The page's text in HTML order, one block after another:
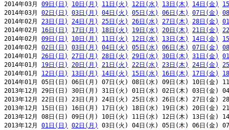
2014年03月 09日(日) 10日(月) 11日(火) 12日(水) 13日(木) 14日(金)
2014年03月 02日(日) 03日(月) 04日(火) 05日(水) 06日(木) 07日(金)
2014年02月 23日(日) 24日(月) 25日(火) 26日(水) 27日(木) 28日(金)
2014年02月 16日(日) 17日(月) 18日(火) 19日(水) 20日(木) 21日(金)
2014年02月 09日(日) 10日(月) 11日(火) 12日(水) 13日(木) 14日(金)
2014年02月 02日(日) 03日(月) 04日(火) 05日(水) 06日(木) 07日(金)
2014年01月 26日(日) 27日(月) 28日(火) 29日(水) 30日(木) 31日(金)
2014年01月 19日(日) 20日(月) 21日(火) 22日(水) 23日(木) 24日(金)
2014年01月 12日(日) 13日(月) 14日(火) 15日(水) 16日(木) 17日(金)
2014年01月 05日(日) 06日(月) 07日(火) 08日(水) 09日(木) 10日(金)
2013年12月 29日(日) 30日(月) 31日(火) 01日(水) 02日(木) 03日(金)
2013年12月 22日(日) 23日(月) 24日(火) 25日(水) 26日(木) 27日(金)
2013年12月 15日(日) 16日(月) 17日(火) 18日(水) 19日(木) 20日(金)
2013年12月 08日(日) 09日(月) 10日(火) 11日(水) 12日(木) 13日(金)
2013年12月 01日(日) 02日(月)
03日(火) 04日(水) 05日(木) 06日(金)